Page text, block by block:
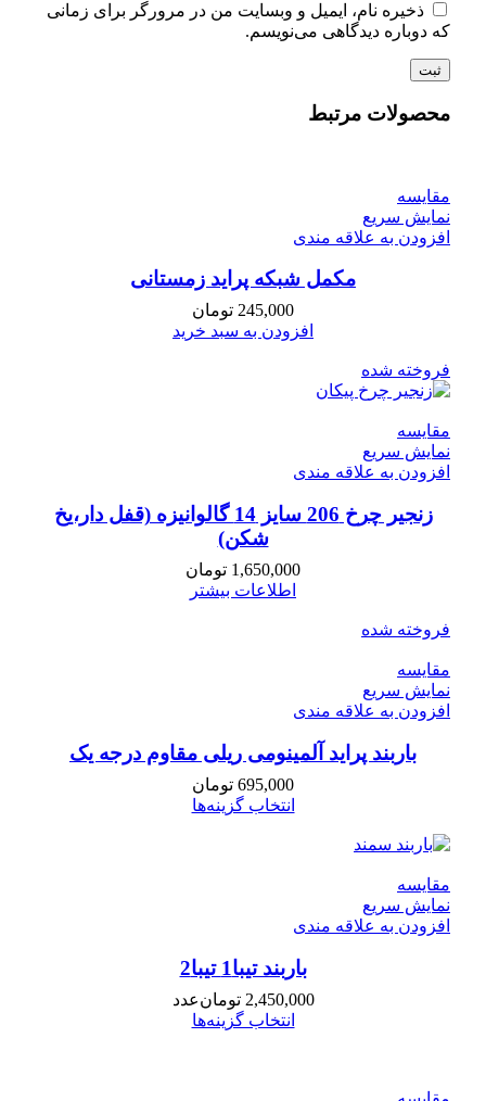
ذخیره نام، ایمیل و وبسایت من در مرورگر برای زمانی
که دوباره دیدگاهی می‌نویسم.
محصولات مرتبط
مقايسه
نمایش سریع
افزودن به علاقه مندی
مکمل شبکه پراید زمستانی
245,000 تومان
افزودن به سبد خرید
فروخته شده
مقايسه
نمایش سریع
افزودن به علاقه مندی
زنجیر چرخ 206 سایز 14 گالوانیزه (قفل دار،یخ
شکن)
1,650,000 تومان
اطلاعات بیشتر
فروخته شده
مقايسه
نمایش سریع
افزودن به علاقه مندی
باربند پراید آلمینومی ریلی مقاوم درجه یک
695,000 تومان
انتخاب گزینه‌ها
مقايسه
نمایش سریع
افزودن به علاقه مندی
باربند تیبا1 تیبا2
2,450,000 تومانعدد
انتخاب گزینه‌ها